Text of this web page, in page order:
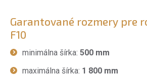
Garantované rozmery pre
F10
minimálna šírka: 500 mm
maximálna šírka: 1 800 mm